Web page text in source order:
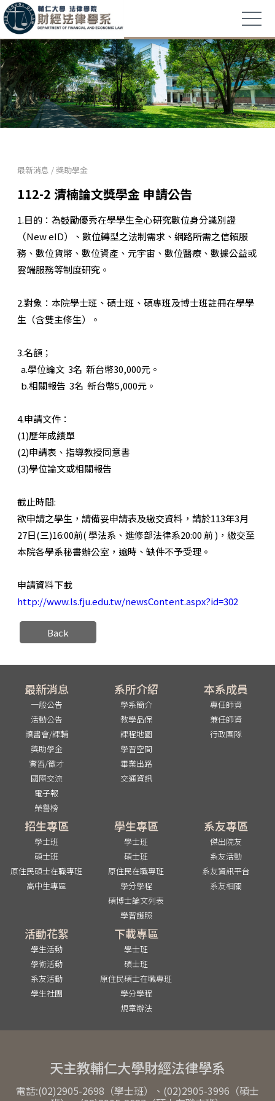
最新消息 /獎助學金
112-2 清楠論文獎學金 申請公告
1.目的：為鼓勵優秀在學學生全心研究數位身分識別證
（New eID）、數位轉型之法制需求、網路所需之信賴服
務、數位貨幣、數位資產、元宇宙、數位醫療、數據公益或
雲端服務等制度研究。
2.對象：本院學士班、碩士班、碩專班及博士班註冊在學學
生（含雙主修生）。
3.名額；
a.學位論文 3名 新台幣30,000元。
b.相關報告 3名 新台幣5,000元。
4.申請文件：
(1)歷年成績單
(2)申請表、指導教授同意書
(3)學位論文或相關報告
截止時間:
欲申請之學生，請備妥申請表及繳交資料，請於113年3月
27日(三)16:00前( 學法系、進修部法律系20:00 前 )，繳交至
本院各學系秘書辦公室，逾時、缺件不予受理。
申請資料下載
http://www.ls.fju.edu.tw/newsContent.aspx?id=302
Back
最新消息
一般公告
活動公告
讀書會/課輔
獎助學金
實習/徵才
國際交流
電子報
榮譽榜
系所介紹
學系簡介
教學品保
課程地圖
學習空間
畢業出路
交通資訊
本系成員
專任師資
兼任師資
行政團隊
招生專區
學士班
碩士班
原住民碩士在職專班
高中生專區
學生專區
學士班
碩士班
原住民在職專班
學分學程
碩博士論文列表
學習護照
系友專區
傑出院友
系友活動
系友資訊平台
系友相關
活動花絮
學生活動
學術活動
系友活動
學生社團
下載專區
學士班
碩士班
原住民碩士在職專班
學分學程
規章辦法
天主教輔仁大學財經法律學系
電話:(02)2905-2698（學士班）、(02)2905-3996（碩士